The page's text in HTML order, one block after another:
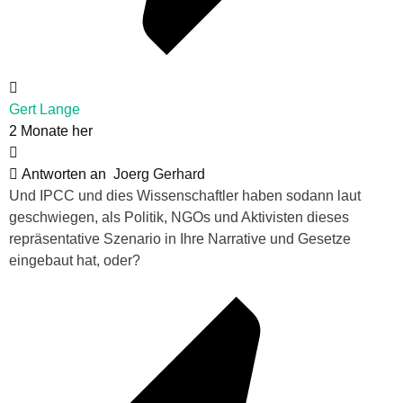
Gert Lange
2 Monate her
Antworten an Joerg Gerhard
Und IPCC und dies Wissenschaftler haben sodann laut
geschwiegen, als Politik, NGOs und Aktivisten dieses
repräsentative Szenario in Ihre Narrative und Gesetze
eingebaut hat, oder?